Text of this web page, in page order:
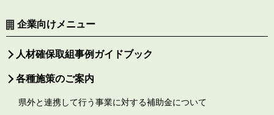
企業向けメニュー
人材確保取組事例ガイドブック
各種施策のご案内
県外と連携して行う事業に対する補助金について